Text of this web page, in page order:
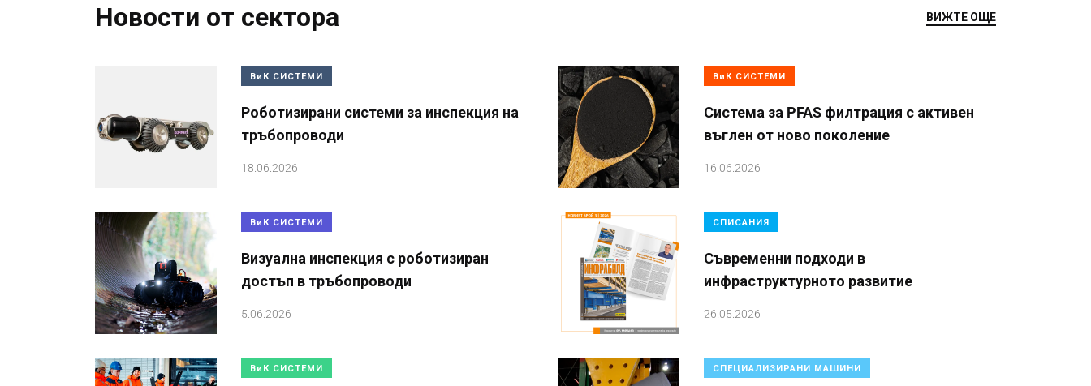
Новости от сектора ВИЖТЕ ОЩЕ
ВиК СИСТЕМИ
Роботизирани системи за инспекция на
тръбопроводи
18.06.2026
ВиК СИСТЕМИ
Система за PFAS филтрация с активен
въглен от ново поколение
16.06.2026
ВиК СИСТЕМИ
Визуална инспекция с роботизиран
достъп в тръбопроводи
5.06.2026
СПИСАНИЯ
Съвременни подходи в
инфраструктурното развитие
26.05.2026
ВиК СИСТЕМИ СПЕЦИАЛИЗИРАНИ МАШИНИ